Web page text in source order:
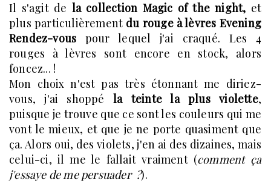
Il s'agit de la collection Magic of the night, et
plus particulièrement du rouge à lèvres Evening
Rendez-vous pour lequel j'ai craqué. Les 4
rouges à lèvres sont encore en stock, alors
foncez... !
Mon choix n'est pas très étonnant me diriez-
vous, j'ai shoppéla teinte la plus violette,
puisque je trouve que ce sont les couleurs qui me
vont le mieux, et que je ne porte quasiment que
ça. Alors oui, des violets, j'en ai des dizaines, mais
celui-ci, il me le fallait vraiment (comment ça
j'essaye de me persuader ?).